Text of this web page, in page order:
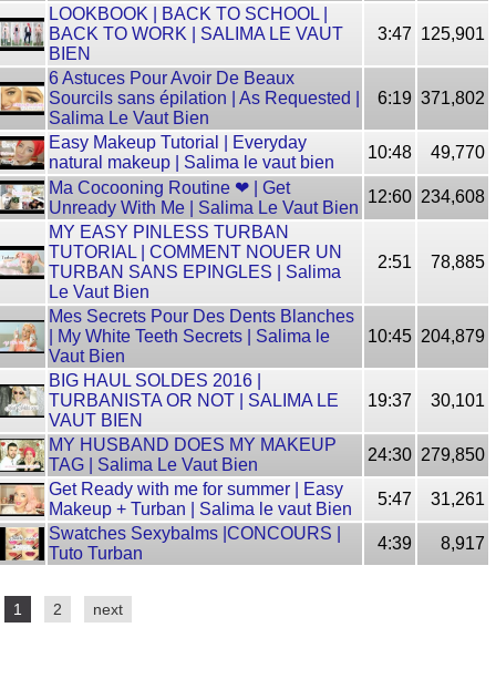
LOOKBOOK | BACK TO SCHOOL |
BACK TO WORK | SALIMA LE VAUT
BIEN
3:47 125,901
6 Astuces Pour Avoir De Beaux
Sourcils sans épilation | As Requested |
Salima Le Vaut Bien
6:19 371,802
Easy Makeup Tutorial | Everyday
natural makeup | Salima le vaut bien
10:48
49,770
Ma Cocooning Routine ❤ | Get
Unready With Me | Salima Le Vaut Bien
12:60 234,608
MY EASY PINLESS TURBAN
TUTORIAL | COMMENT NOUER UN
TURBAN SANS EPINGLES | Salima
Le Vaut Bien
2:51 78,885
Mes Secrets Pour Des Dents Blanches
| My White Teeth Secrets | Salima le
Vaut Bien
10:45 204,879
BIG HAUL SOLDES 2016 |
TURBANISTA OR NOT | SALIMA LE
VAUT BIEN
19:37 30,101
MY HUSBAND DOES MY MAKEUP
TAG | Salima Le Vaut Bien
24:30 279,850
Get Ready with me for summer | Easy
Makeup + Turban | Salima le vaut Bien
5:47
31,261
Swatches Sexybalms |CONCOURS |
Tuto Turban
4:39 8,917
1 2 next